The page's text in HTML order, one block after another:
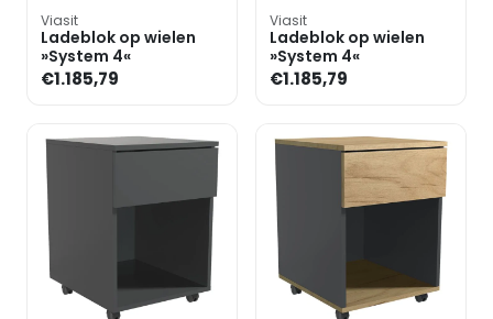
Viasit
Ladeblok op wielen
»System 4«
€1.185,79
Viasit
Ladeblok op wielen
»System 4«
€1.185,79